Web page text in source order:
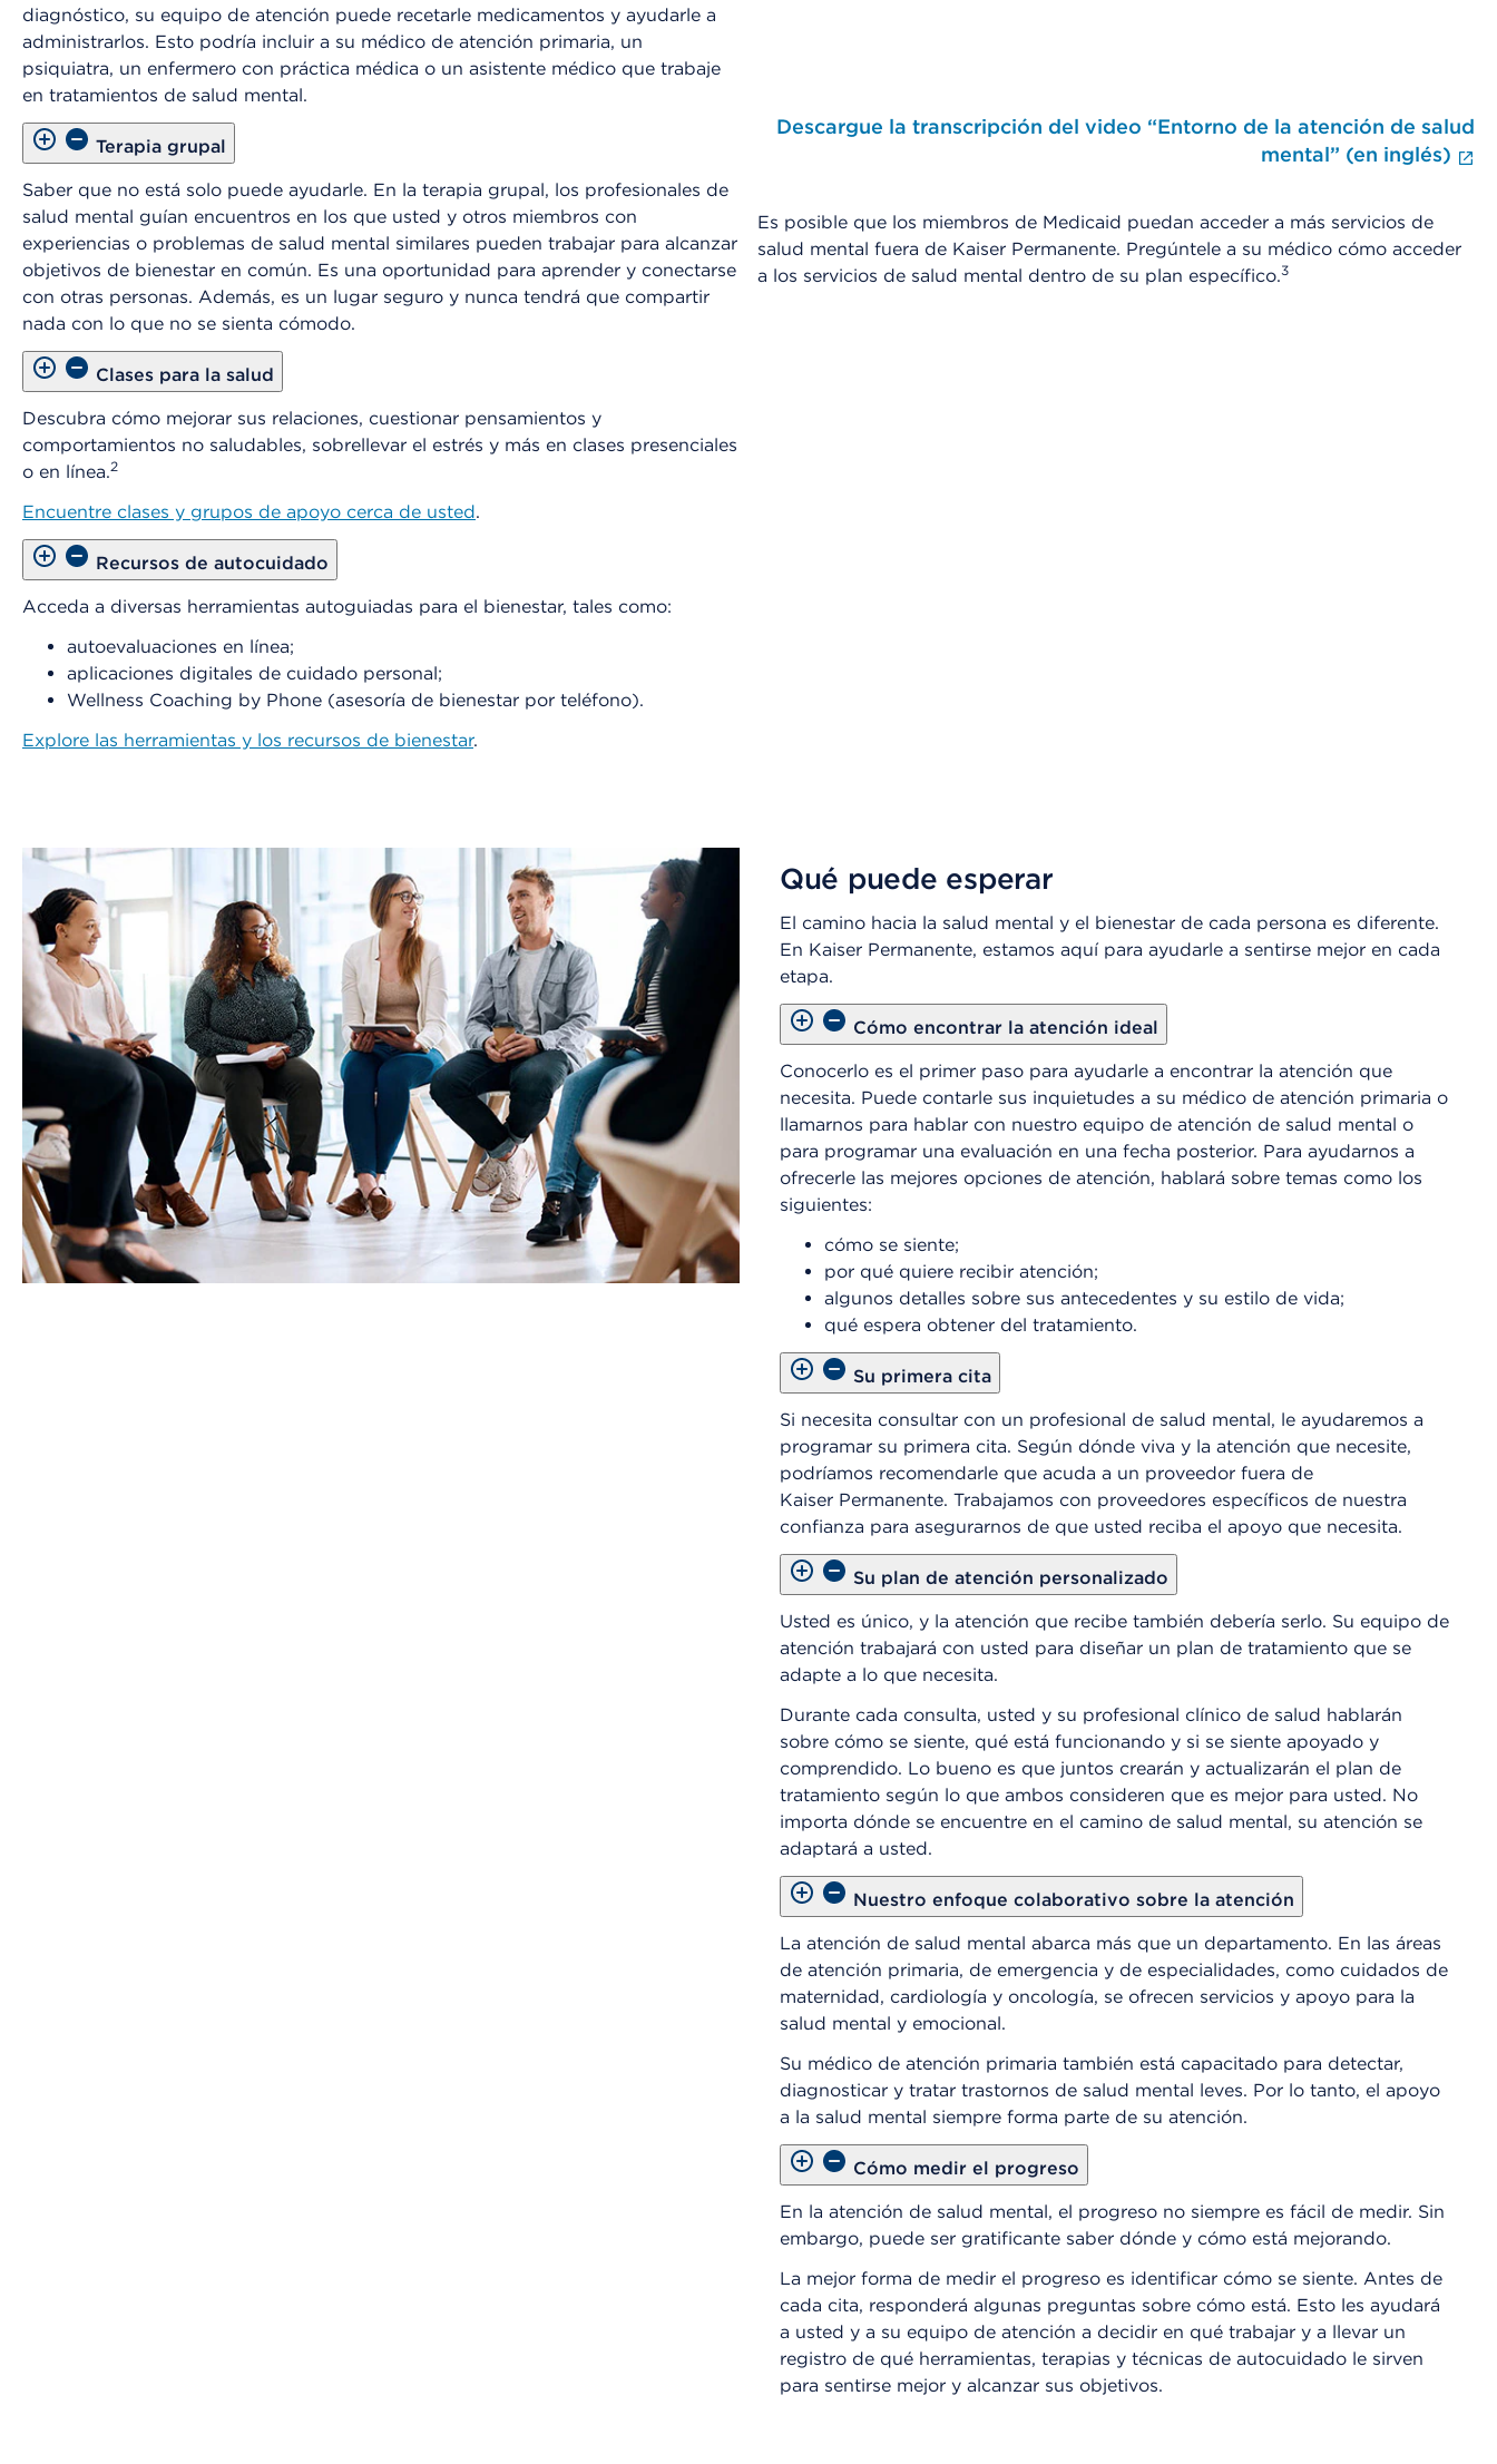
diagnóstico, su equipo de atención puede recetarle medicamentos y ayudarle a
administrarlos. Esto podría incluir a su médico de atención primaria, un
psiquiatra, un enfermero con práctica médica o un asistente médico que trabaje
en tratamientos de salud mental.
Terapia grupal
Saber que no está solo puede ayudarle. En la terapia grupal, los profesionales de
salud mental guían encuentros en los que usted y otros miembros con
experiencias o problemas de salud mental similares pueden trabajar para alcanzar
objetivos de bienestar en común. Es una oportunidad para aprender y conectarse
con otras personas. Además, es un lugar seguro y nunca tendrá que compartir
nada con lo que no se sienta cómodo.
Clases para la salud
Descubra cómo mejorar sus relaciones, cuestionar pensamientos y
comportamientos no saludables, sobrellevar el estrés y más en clases presenciales
o en línea.2
Encuentre clases y grupos de apoyo cerca de usted.
Recursos de autocuidado
Acceda a diversas herramientas autoguiadas para el bienestar, tales como:
autoevaluaciones en línea;
aplicaciones digitales de cuidado personal;
Wellness Coaching by Phone (asesoría de bienestar por teléfono).
Explore las herramientas y los recursos de bienestar.
Descargue la transcripción del video “Entorno de la atención de salud
mental” (en inglés)
Es posible que los miembros de Medicaid puedan acceder a más servicios de
salud mental fuera de Kaiser Permanente. Pregúntele a su médico cómo acceder
a los servicios de salud mental dentro de su plan específico.3
Qué puede esperar
El camino hacia la salud mental y el bienestar de cada persona es diferente.
En Kaiser Permanente, estamos aquí para ayudarle a sentirse mejor en cada
etapa.
Cómo encontrar la atención ideal
Conocerlo es el primer paso para ayudarle a encontrar la atención que
necesita. Puede contarle sus inquietudes a su médico de atención primaria o
llamarnos para hablar con nuestro equipo de atención de salud mental o
para programar una evaluación en una fecha posterior. Para ayudarnos a
ofrecerle las mejores opciones de atención, hablará sobre temas como los
siguientes:
cómo se siente;
por qué quiere recibir atención;
algunos detalles sobre sus antecedentes y su estilo de vida;
qué espera obtener del tratamiento.
Su primera cita
Si necesita consultar con un profesional de salud mental, le ayudaremos a
programar su primera cita. Según dónde viva y la atención que necesite,
podríamos recomendarle que acuda a un proveedor fuera de
Kaiser Permanente. Trabajamos con proveedores específicos de nuestra
confianza para asegurarnos de que usted reciba el apoyo que necesita.
Su plan de atención personalizado
Usted es único, y la atención que recibe también debería serlo. Su equipo de
atención trabajará con usted para diseñar un plan de tratamiento que se
adapte a lo que necesita.
Durante cada consulta, usted y su profesional clínico de salud hablarán
sobre cómo se siente, qué está funcionando y si se siente apoyado y
comprendido. Lo bueno es que juntos crearán y actualizarán el plan de
tratamiento según lo que ambos consideren que es mejor para usted. No
importa dónde se encuentre en el camino de salud mental, su atención se
adaptará a usted.
Nuestro enfoque colaborativo sobre la atención
La atención de salud mental abarca más que un departamento. En las áreas
de atención primaria, de emergencia y de especialidades, como cuidados de
maternidad, cardiología y oncología, se ofrecen servicios y apoyo para la
salud mental y emocional.
Su médico de atención primaria también está capacitado para detectar,
diagnosticar y tratar trastornos de salud mental leves. Por lo tanto, el apoyo
a la salud mental siempre forma parte de su atención.
Cómo medir el progreso
En la atención de salud mental, el progreso no siempre es fácil de medir. Sin
embargo, puede ser gratificante saber dónde y cómo está mejorando.
La mejor forma de medir el progreso es identificar cómo se siente. Antes de
cada cita, responderá algunas preguntas sobre cómo está. Esto les ayudará
a usted y a su equipo de atención a decidir en qué trabajar y a llevar un
registro de qué herramientas, terapias y técnicas de autocuidado le sirven
para sentirse mejor y alcanzar sus objetivos.